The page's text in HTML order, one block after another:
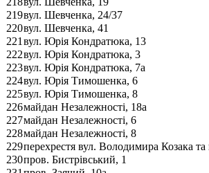
219вул. Шевченка, 24/37
220вул. Шевченка, 41
221 вул. Юрія Кондратюка, 13
222вул. Юрія Кондратюка, 3
223вул. Юрія Кондратюка, 7а
224вул. Юрія Тимошенка, 6
225вул. Юрія Тимошенка, 8
226майдан Незалежності, 18а
227майдан Незалежності, 6
228майдан Незалежності, 8
229перехрестя вул. Володимира Козака
230пров. Бистрівський, 1